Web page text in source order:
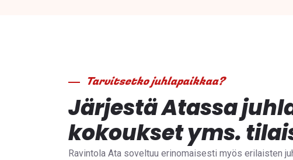
Tarvitsetko juhlapaikkaa?
Järjestä Atassa
kokoukset yms.
Ravintola Ata soveltuu erinomaisesti myös erilaisten